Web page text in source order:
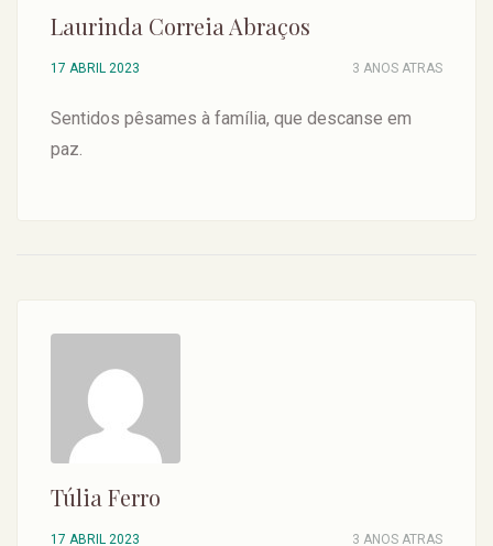
Laurinda Correia Abraços
17 ABRIL 2023 3 ANOS ATRAS
Sentidos pêsames à família, que descanse em
paz.
Túlia Ferro
17 ABRIL 2023 3 ANOS ATRAS